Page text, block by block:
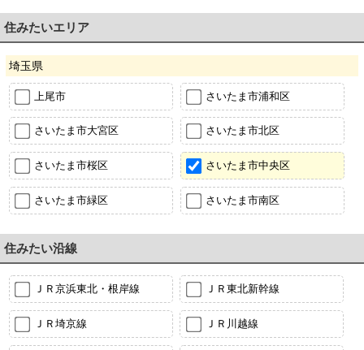
住みたいエリア
埼玉県
上尾市 さいたま市浦和区
さいたま市大宮区 さいたま市北区
さいたま市桜区 さいたま市中央区
さいたま市緑区 さいたま市南区
住みたい沿線
ＪＲ京浜東北・根岸線 ＪＲ東北新幹線
ＪＲ埼京線 ＪＲ川越線